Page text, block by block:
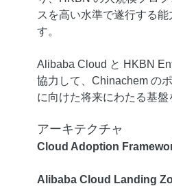
スを高い水準で遂行する能
す。
Alibaba Cloud と HKBN
協力して、Chinachem の
に向けた将来にわたる基盤
アーキテクチャ
Cloud Adoption
Alibaba Cloud Landing